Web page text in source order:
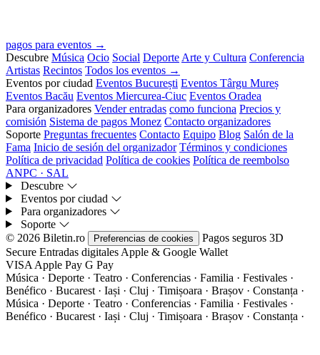
pagos para eventos →
Descubre Música Ocio Social Deporte Arte y Cultura Conferencia
Artistas Recintos Todos los eventos →
Eventos por ciudad Eventos București Eventos Târgu Mureș
Eventos Bacău Eventos Miercurea-Ciuc Eventos Oradea
Para organizadores Vender entradas como funciona Precios y
comisión Sistema de pagos Monez Contacto organizadores
Soporte Preguntas frecuentes Contacto Equipo Blog Salón de la
Fama Inicio de sesión del organizador Términos y condiciones
Política de privacidad Política de cookies Política de reembolso
ANPC · SAL
Descubre
Eventos por ciudad
Para organizadores
Soporte
© 2026 Biletin.ro
Preferencias de cookies Pagos seguros 3D
Secure Entradas digitales Apple & Google Wallet
VISA Apple Pay G Pay
Música · Deporte · Teatro · Conferencias · Familia · Festivales ·
Benéfico · Bucarest · Iași · Cluj · Timișoara · Brașov · Constanța ·
Música · Deporte · Teatro · Conferencias · Familia · Festivales ·
Benéfico · Bucarest · Iași · Cluj · Timișoara · Brașov · Constanța ·